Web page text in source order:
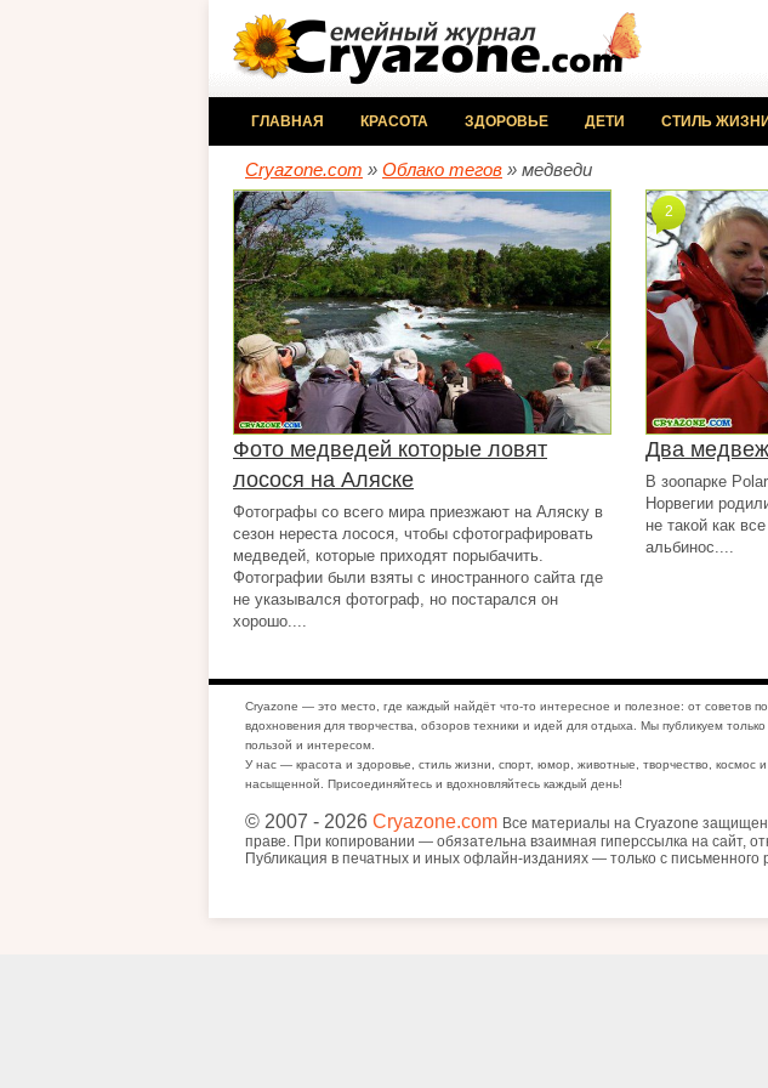
ГЛАВНАЯ КРАСОТА ЗДОРОВЬЕ ДЕТИ СТИЛЬ ЖИЗНИ
Cryazone.com » Облако тегов » медведи
Фото медведей которые ловят
лосося на Аляске
Фотографы со всего мира приезжают на Аляску в
сезон нереста лосося, чтобы сфотографировать
медведей, которые приходят порыбачить.
Фотографии были взяты с иностранного сайта где
не указывался фотограф, но постарался он
хорошо....
Два
В зоопарке
Норвегии
не такой как
альбинос....
2
Cryazone — это место, где каждый найдёт что-то интересное и полезное: от советов
вдохновения для творчества, обзоров техники и идей для отдыха. Мы публикуем
пользой и интересом.
У нас — красота и здоровье, стиль жизни, спорт, юмор, животные, творчество, космос
насыщенной. Присоединяйтесь и вдохновляйтесь каждый день!
© 2007 - 2026 Cryazone.com Все материалы на Cryazone
праве. При копировании — обязательна взаимная гиперссылка на сайт,
Публикация в печатных и иных офлайн-изданиях — только с